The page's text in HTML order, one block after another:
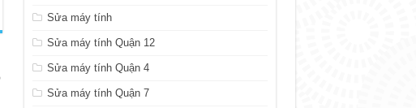
Sửa máy tính
Sửa máy tính Quận 12
Sửa máy tính Quận 4
Sửa máy tính Quận 7